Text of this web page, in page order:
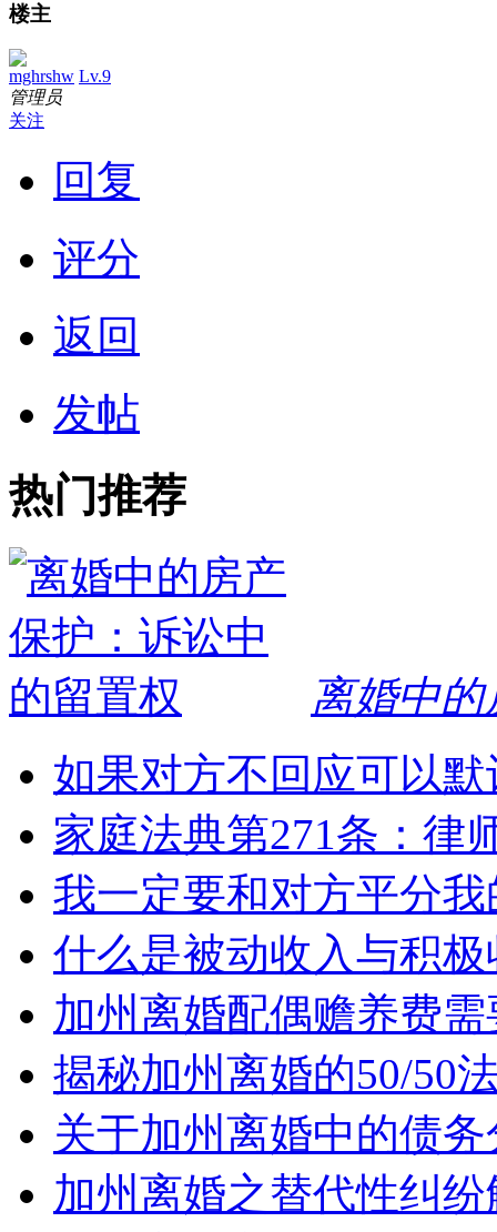
楼主
mghrshw Lv.9
管理员
关注
回复
评分
返回
发帖
热门推荐
离婚中
如果对方不回应可以
家庭法典第271条：律
我一定要和对方平分
什么是被动收入与积
加州离婚配偶赡养费
揭秘加州离婚的50/50
关于加州离婚中的债
加州离婚之替代性纠